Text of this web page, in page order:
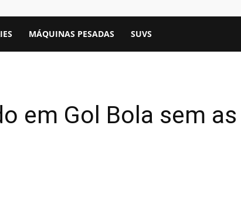
MÁQUINAS PESADAS SUVS
em Gol Bola sem as